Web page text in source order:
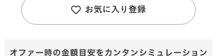
お気に入り登録